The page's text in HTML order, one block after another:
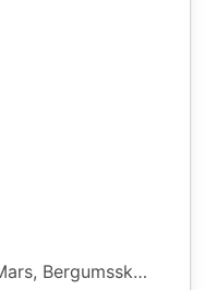
Årsmöte 2022, Måndag 28 Mars, Bergumsskolans fritidslokal